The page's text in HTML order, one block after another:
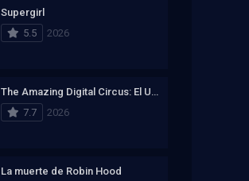
Supergirl
5.5
2026
The Amazing Digital Circus: El Ultimo Acto
7.7
2026
La muerte de Robin Hood